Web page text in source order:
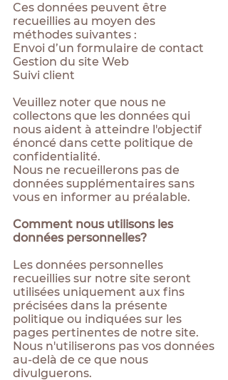
Ces données peuvent être
recueillies au moyen des
méthodes suivantes :
Envoi d’un formulaire de contact
Gestion du site Web
Suivi client
Veuillez noter que nous ne
collectons que les données qui
nous aident à atteindre l'objectif
énoncé dans cette politique de
confidentialité.
Nous ne recueillerons pas de
données supplémentaires sans
vous en informer au préalable.
Comment nous utilisons les
données personnelles?
Les données personnelles
recueillies sur notre site seront
utilisées uniquement aux fins
précisées dans la présente
politique ou indiquées sur les
pages pertinentes de notre site.
Nous n'utiliserons pas vos données
au-delà de ce que nous
divulguerons.